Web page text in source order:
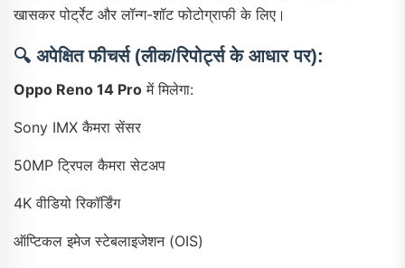
खासकर पोर्ट्रेट और लॉन्ग-शॉट फोटोग्राफी के लिए।
🔍 अपेक्षित फीचर्स (लीक/रिपोर्ट्स के आधार पर):
Oppo Reno 14 Pro में मिलेगा:
Sony IMX कैमरा सेंसर
50MP ट्रिपल कैमरा सेटअप
4K वीडियो रिकॉर्डिंग
ऑप्टिकल इमेज स्टेबलाइजेशन (OIS)